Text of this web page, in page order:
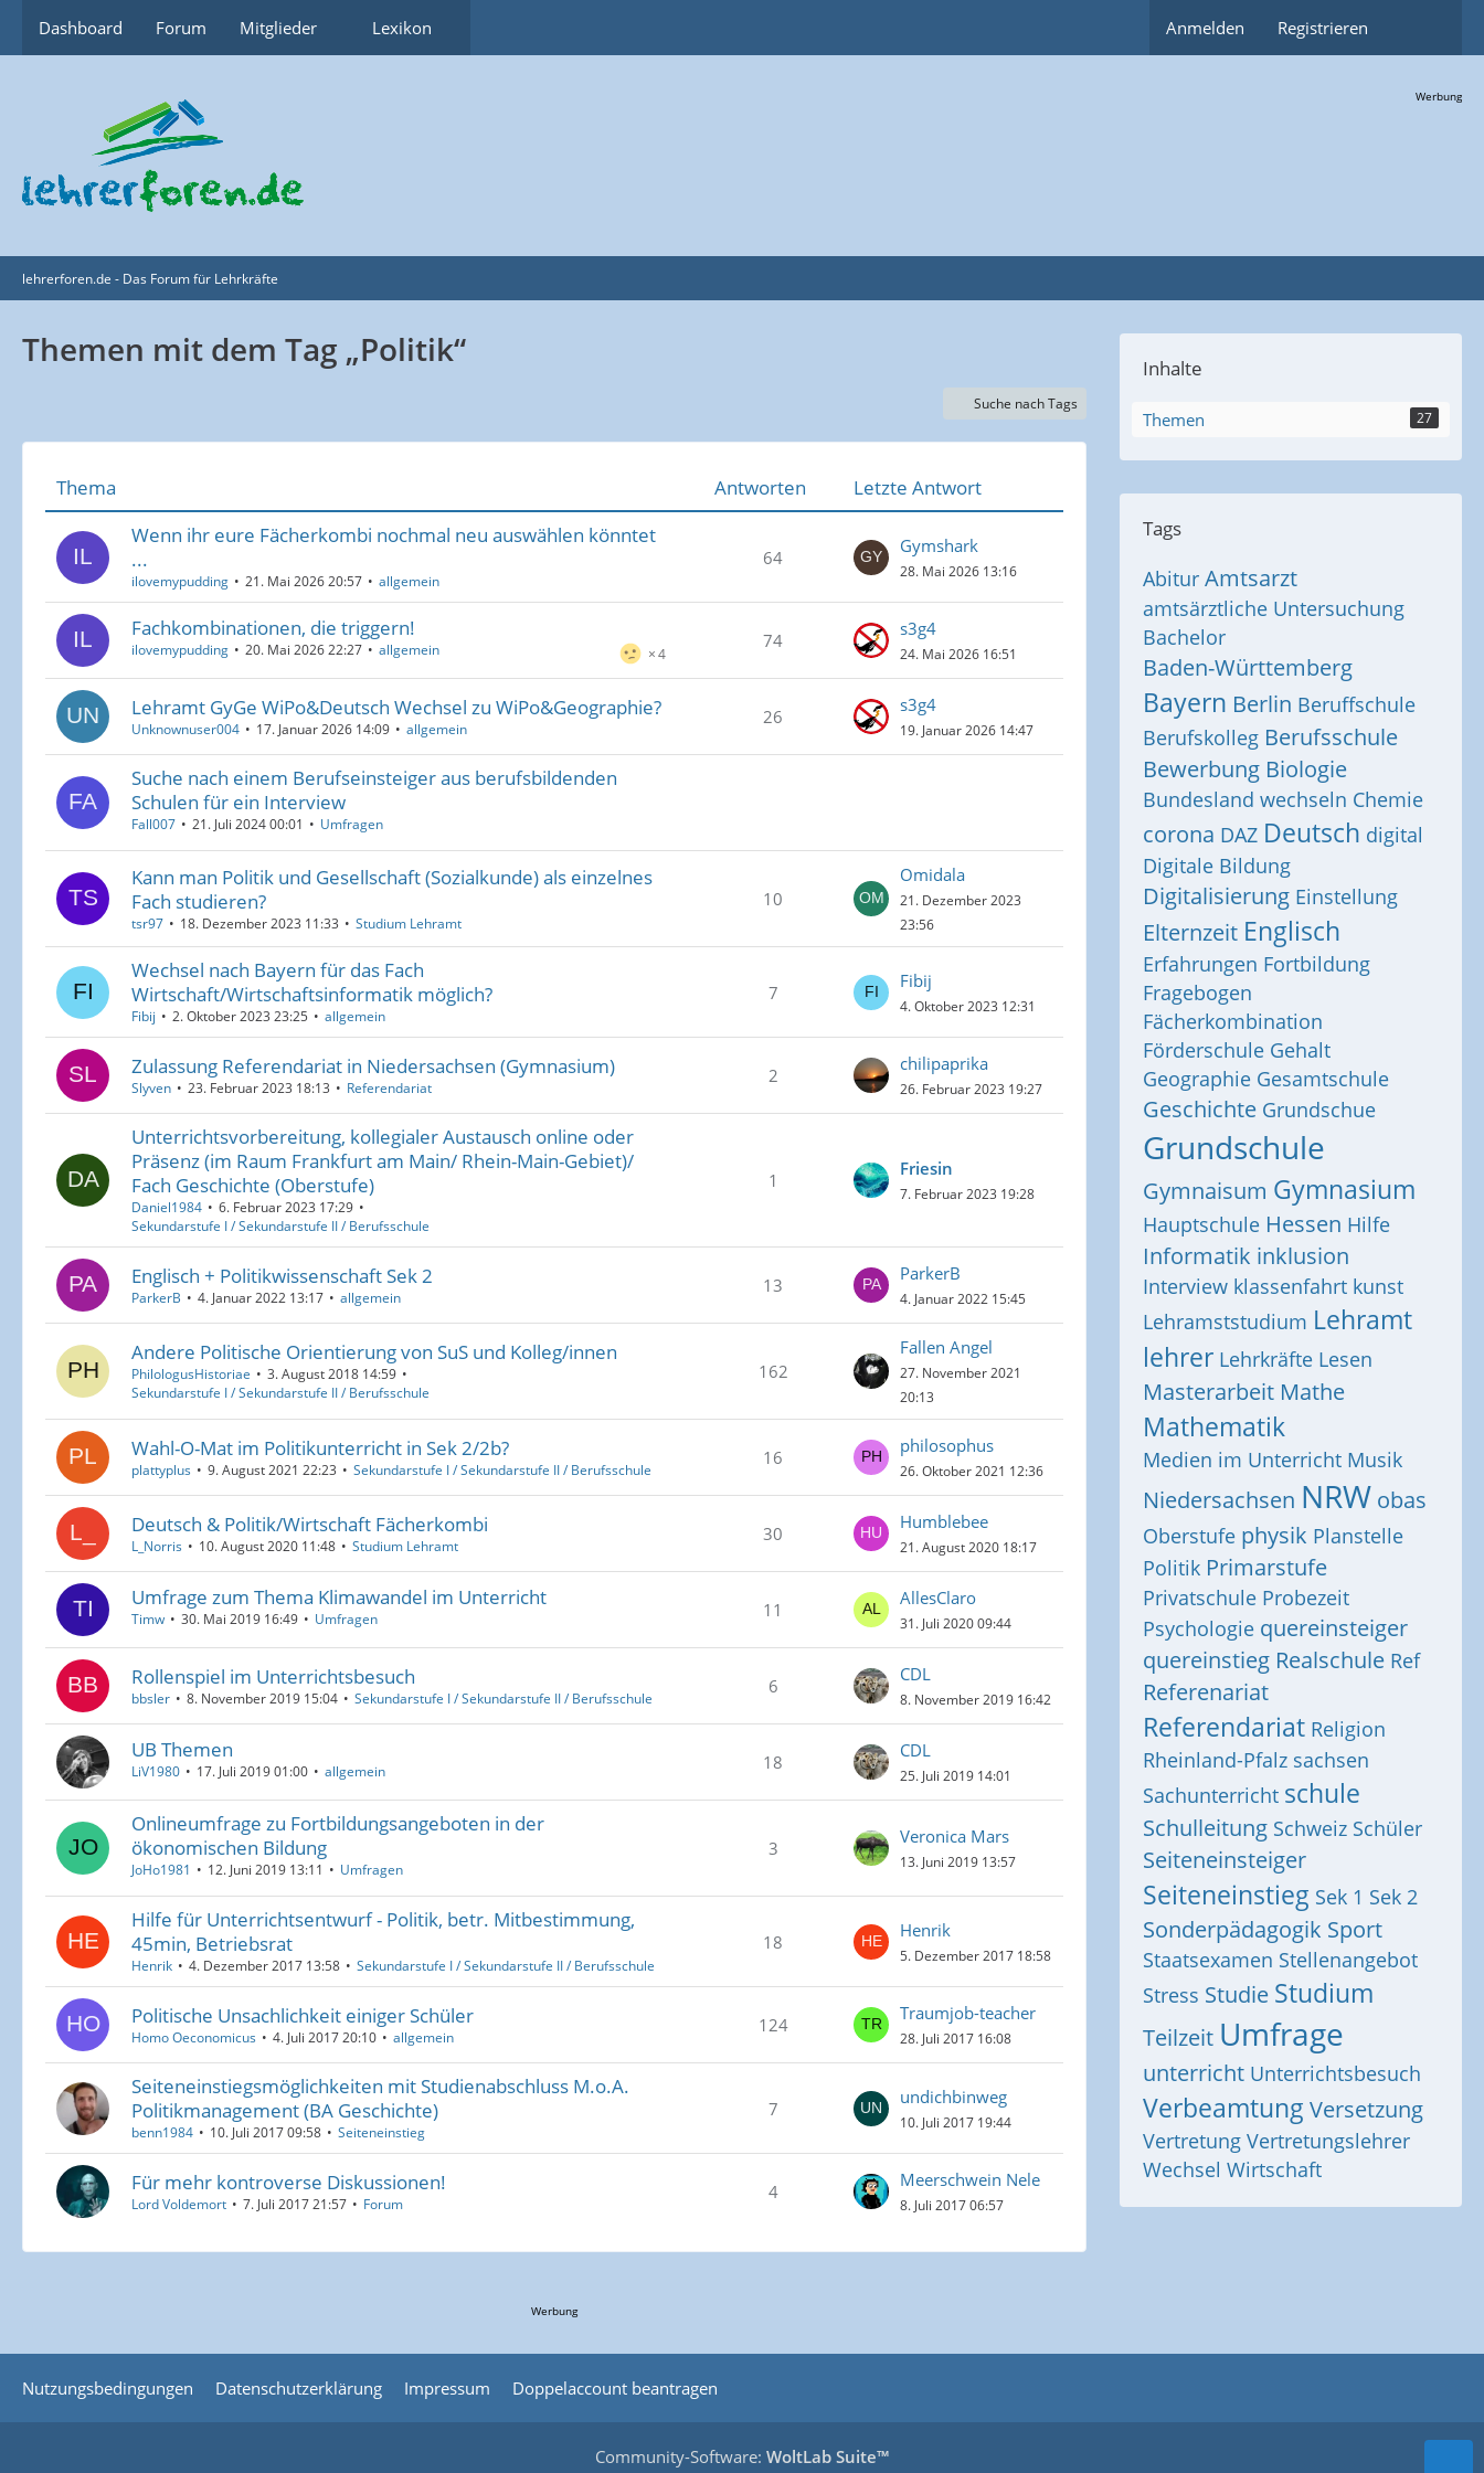
Dashboard Forum Mitglieder Lexikon Anmelden Registrieren
Werbung
lehrerforen.de - Das Forum für Lehrkräfte
Themen mit dem Tag „Politik“
Suche nach Tags
Thema Antworten
Letzte Antwort
Wenn ihr eure Fächerkombi nochmal neu auswählen könntet
...
ilovemypudding 21. Mai 2026 20:57 allgemein
64
Gymshark
28. Mai 2026 13:16
Fachkombinationen, die triggern!
4
ilovemypudding 20. Mai 2026 22:27 allgemein 74
s3g4
24. Mai 2026 16:51
Lehramt GyGe WiPo&Deutsch Wechsel zu WiPo&Geographie?
Unknownuser004 17. Januar 2026 14:09 allgemein
26
s3g4
19. Januar 2026 14:47
Suche nach einem Berufseinsteiger aus berufsbildenden
Schulen für ein Interview
Fall007 21. Juli 2024 00:01 Umfragen
Kann man Politik und Gesellschaft (Sozialkunde) als einzelnes
Fach studieren?
tsr97 18. Dezember 2023 11:33 Studium Lehramt
10
Omidala
21. Dezember 2023
23:56
Wechsel nach Bayern für das Fach
Wirtschaft/Wirtschaftsinformatik möglich?
Fibij 2. Oktober 2023 23:25 allgemein
7
Fibij
4. Oktober 2023 12:31
Zulassung Referendariat in Niedersachsen (Gymnasium)
Slyven 23. Februar 2023 18:13 Referendariat
2
chilipaprika
26. Februar 2023 19:27
Unterrichtsvorbereitung, kollegialer Austausch online oder
Präsenz (im Raum Frankfurt am Main/ Rhein-Main-Gebiet)/
Fach Geschichte (Oberstufe)
Daniel1984
6. Februar 2023 17:29
Sekundarstufe I / Sekundarstufe II / Berufsschule
1
Friesin
7. Februar 2023 19:28
Englisch + Politikwissenschaft Sek 2
ParkerB 4. Januar 2022 13:17 allgemein
13
ParkerB
4. Januar 2022 15:45
Andere Politische Orientierung von SuS und Kolleg/innen
PhilologusHistoriae
3. August 2018 14:59
Sekundarstufe I / Sekundarstufe II / Berufsschule
162
Fallen Angel
27. November 2021
20:13
Wahl-O-Mat im Politikunterricht in Sek 2/2b?
plattyplus 9. August 2021 22:23 Sekundarstufe I / Sekundarstufe II / Berufsschule
16
philosophus
26. Oktober 2021 12:36
Deutsch & Politik/Wirtschaft Fächerkombi
L_Norris 10. August 2020 11:48 Studium Lehramt
30
Humblebee
21. August 2020 18:17
Umfrage zum Thema Klimawandel im Unterricht
Timw 30. Mai 2019 16:49 Umfragen 11
AllesClaro
31. Juli 2020 09:44
Rollenspiel im Unterrichtsbesuch
bbsler 8. November 2019 15:04 Sekundarstufe I / Sekundarstufe II / Berufsschule
6
CDL
8. November 2019 16:42
UB Themen
LiV1980 17. Juli 2019 01:00 allgemein 18
CDL
25. Juli 2019 14:01
Onlineumfrage zu Fortbildungsangeboten in der
ökonomischen Bildung
JoHo1981 12. Juni 2019 13:11 Umfragen
3
Veronica Mars
13. Juni 2019 13:57
Hilfe für Unterrichtsentwurf - Politik, betr. Mitbestimmung,
45min, Betriebsrat
Henrik 4. Dezember 2017 13:58 Sekundarstufe I / Sekundarstufe II / Berufsschule
18
Henrik
5. Dezember 2017 18:58
Politische Unsachlichkeit einiger Schüler
Homo Oeconomicus 4. Juli 2017 20:10 allgemein
124
Traumjob-teacher
28. Juli 2017 16:08
Seiteneinstiegsmöglichkeiten mit Studienabschluss M.o.A.
Politikmanagement (BA Geschichte)
benn1984 10. Juli 2017 09:58 Seiteneinstieg
7
undichbinweg
10. Juli 2017 19:44
Für mehr kontroverse Diskussionen!
Lord Voldemort 7. Juli 2017 21:57 Forum
4
Meerschwein Nele
8. Juli 2017 06:57
Werbung
Inhalte
Themen 27
Tags
Abitur Amtsarzt
amtsärztliche Untersuchung
Bachelor
Baden-Württemberg
Bayern Berlin Beruffschule
Berufskolleg Berufsschule
Bewerbung Biologie
Bundesland wechseln Chemie
corona DAZ Deutsch digital
Digitale Bildung
Digitalisierung Einstellung
Elternzeit Englisch
Erfahrungen Fortbildung
Fragebogen
Fächerkombination
Förderschule Gehalt
Geographie Gesamtschule
Geschichte Grundschue
Grundschule
Gymnaisum Gymnasium
Hauptschule Hessen Hilfe
Informatik inklusion
Interview klassenfahrt kunst
Lehramststudium Lehramt
lehrer Lehrkräfte Lesen
Masterarbeit Mathe
Mathematik
Medien im Unterricht Musik
Niedersachsen NRW obas
Oberstufe physik Planstelle
Politik Primarstufe
Privatschule Probezeit
Psychologie quereinsteiger
quereinstieg Realschule Ref
Referenariat
Referendariat Religion
Rheinland-Pfalz sachsen
Sachunterricht schule
Schulleitung Schweiz Schüler
Seiteneinsteiger
Seiteneinstieg Sek 1 Sek 2
Sonderpädagogik Sport
Staatsexamen Stellenangebot
Stress Studie Studium
Teilzeit Umfrage
unterricht Unterrichtsbesuch
Verbeamtung Versetzung
Vertretung Vertretungslehrer
Wechsel Wirtschaft
Nutzungsbedingungen Datenschutzerklärung Impressum Doppelaccount beantragen
Community-Software: WoltLab Suite™